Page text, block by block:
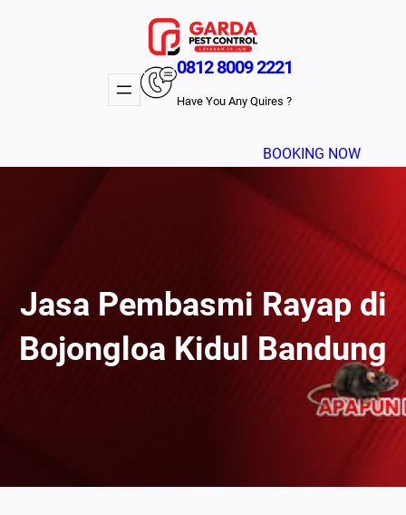
0812 8009 2221
Have You Any Quires ?
BOOKING NOW
Jasa Pembasmi Rayap di
Bojongloa Kidul Bandung